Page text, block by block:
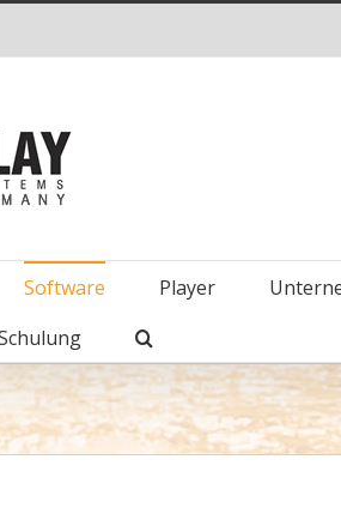
Software Player